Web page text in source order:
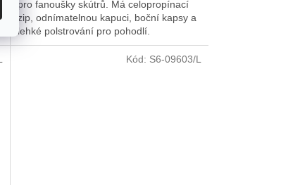
pro fanoušky skútrů. Má celopropínací
zip, odnímatelnou kapuci, boční kapsy a
lehké polstrování pro pohodlí.
Kód: S6-09603/L